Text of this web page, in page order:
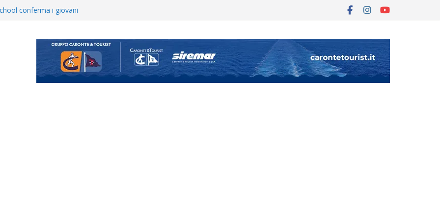
Coriano. Speranze al
conferma i giovani
annuncia il brasiliano Vinicius
il progetto Messina. “La